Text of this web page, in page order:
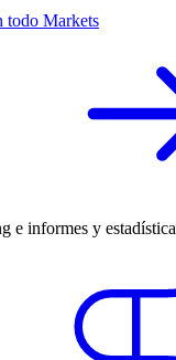
todo Markets
e informes y